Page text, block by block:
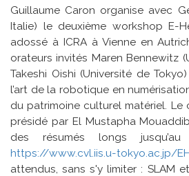
Guillaume Caron organise avec
Italie) le deuxième workshop E-
adossé à ICRA à Vienne en
orateurs invités Maren Bennewitz
Takeshi Oishi (Université de
l’art de la robotique en
du patrimoine culturel matériel. Le
présidé par El Mustapha
des résumés longs
https://www.cvl.iis.u-tokyo.ac.jp/
attendus, sans s'y limiter : SLAM